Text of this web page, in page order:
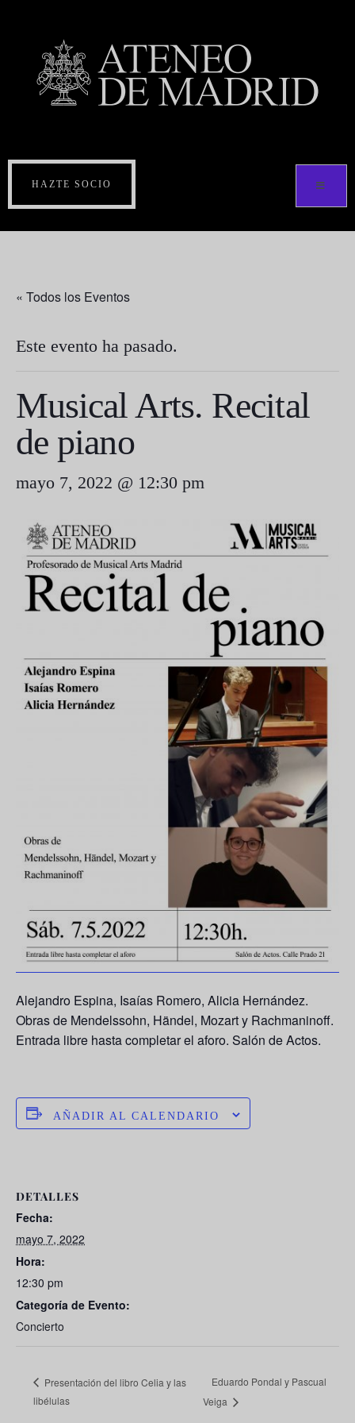
HAZTE SOCIO
« Todos los Eventos
Este evento ha pasado.
Musical Arts. Recital
de piano
mayo 7, 2022 @ 12:30 pm
Alejandro Espina, Isaías Romero, Alicia Hernández.
Obras de Mendelssohn, Händel, Mozart y Rachmaninoff.
Entrada libre hasta completar el aforo. Salón de Actos.
AÑADIR AL CALENDARIO
DETALLES
Fecha:
mayo 7, 2022
Hora:
12:30 pm
Categoría de Evento:
Concierto
Presentación del libro Celia y las
libélulas
Eduardo Pondal y Pascual
Veiga